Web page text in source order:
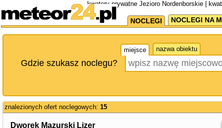
kwatery prywatne Jezioro Nordenborskie |
NOCLEGI NOCLEGI NA
miejsce nazwa obiektu
Gdzie szukasz noclegu?
znalezionych ofert noclegowych: 15
Dworek Mazurski Lizer